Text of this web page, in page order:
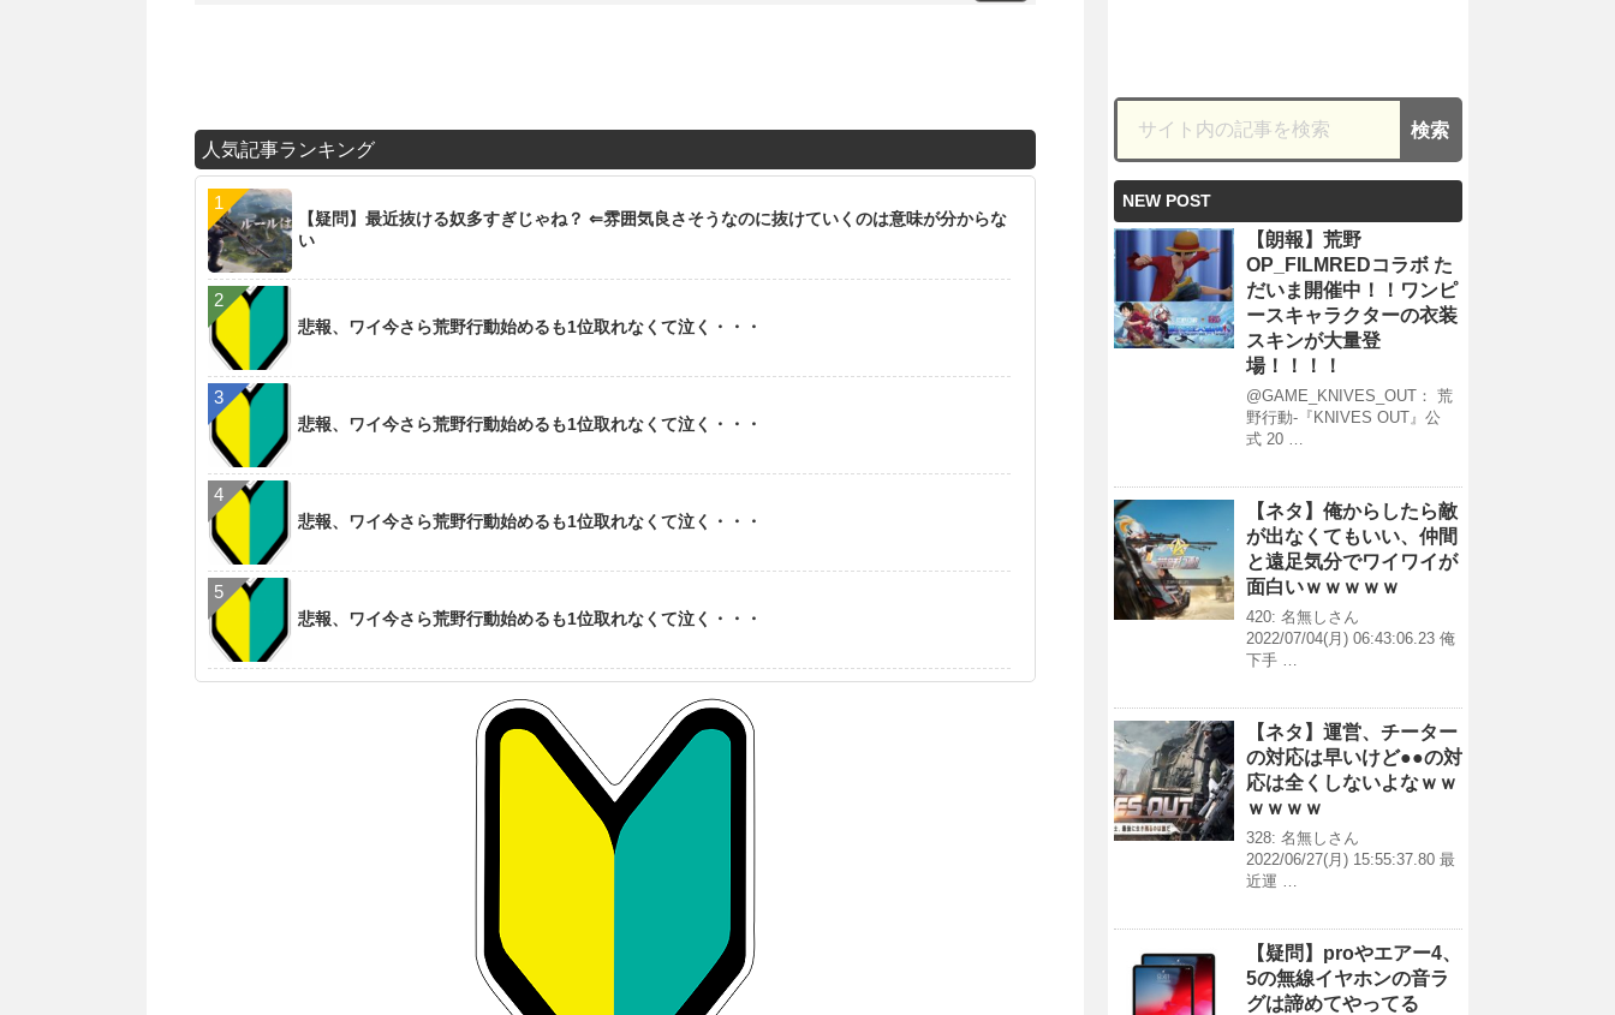
人気記事ランキング
【疑問】最近抜ける奴多すぎじゃね？ ⇐雰囲気良さそうなのに抜けていくのは意味が分からな
い
悲報、ワイ今さら荒野行動始めるも1位取れなくて泣く・・・
悲報、ワイ今さら荒野行動始めるも1位取れなくて泣く・・・
悲報、ワイ今さら荒野行動始めるも1位取れなくて泣く・・・
悲報、ワイ今さら荒野行動始めるも1位取れなくて泣く・・・
NEW POST
【朗報】荒野
OP_FILMREDコラボ た
だいま開催中！！ワンピ
ースキャラクターの衣装
スキンが大量登
場！！！！
@GAME_KNIVES_OUT： 荒
野行動-『KNIVES OUT』公
式 20 …
【ネタ】俺からしたら敵
が出なくてもいい、仲間
と遠足気分でワイワイが
面白いｗｗｗｗｗ
420: 名無しさん
2022/07/04(月) 06:43:06.23 俺
下手 …
【ネタ】運営、チーター
の対応は早いけど●●の対
応は全くしないよなｗｗ
ｗｗｗｗ
328: 名無しさん
2022/06/27(月) 15:55:37.80 最
近運 …
【疑問】proやエアー4、
5の無線イヤホンの音ラ
グは諦めてやってる